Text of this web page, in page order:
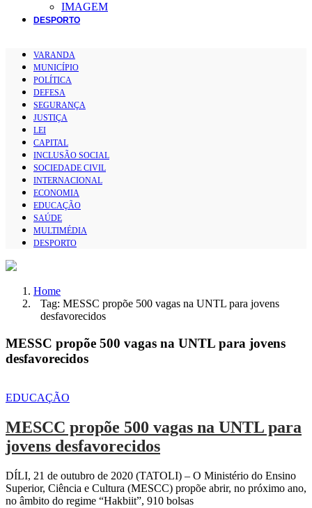
IMAGEM
DESPORTO
VARANDA
MUNICÍPIO
POLÍTICA
DEFESA
SEGURANÇA
JUSTIÇA
LEI
CAPITAL
INCLUSÃO SOCIAL
SOCIEDADE CIVIL
INTERNACIONAL
ECONOMIA
EDUCAÇÃO
SAÚDE
MULTIMÉDIA
DESPORTO
Home
Tag: MESSC propõe 500 vagas na UNTL para jovens
desfavorecidos
MESSC propõe 500 vagas na UNTL para jovens
desfavorecidos
EDUCAÇÃO
MESCC propõe 500 vagas na UNTL para
jovens desfavorecidos
DÍLI, 21 de outubro de 2020 (TATOLI) – O Ministério do Ensino
Superior, Ciência e Cultura (MESCC) propõe abrir, no próximo ano,
no âmbito do regime “Hakbiit”, 910 bolsas